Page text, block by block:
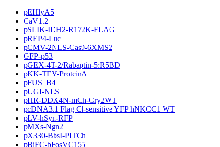
pEHlyA5
CaV1.2
pSLIK-IDH2-R172K-FLAG
pREP4-Luc
pCMV-2NLS-Cas9-6XMS2
GFP-p53
pGEX-4T-2/Rabaptin-5:R5BD
pKK-TEV-ProteinA
pFUS_B4
pUGI-NLS
pHR-DDX4N-mCh-Cry2WT
pcDNA3.1 Flag Cl-sensitive YFP hNKCC1 WT
pLV-hSyn-RFP
pMXs-Ngn2
pX330-BbsI-PITCh
pBiFC-bFosVC155